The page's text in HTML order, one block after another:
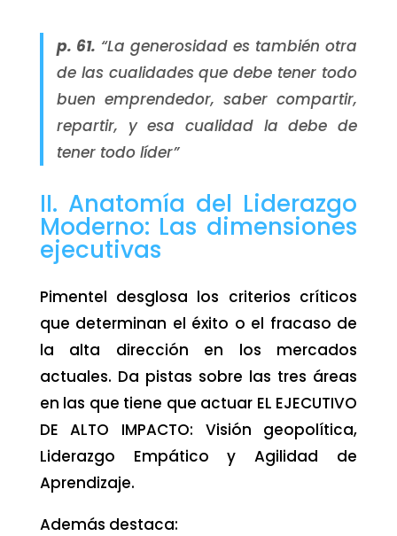
p. 61. “La generosidad es también otra
de las cualidades que debe tener todo
buen emprendedor, saber compartir,
repartir, y esa cualidad la debe de
tener todo líder”
II. Anatomía del Liderazgo
Moderno: Las dimensiones
ejecutivas
Pimentel desglosa los criterios críticos
que determinan el éxito o el fracaso de
la alta dirección en los mercados
actuales. Da pistas sobre las tres áreas
en las que tiene que actuar EL EJECUTIVO
DE ALTO IMPACTO: Visión geopolítica,
Liderazgo Empático y Agilidad de
Aprendizaje.
Además destaca: